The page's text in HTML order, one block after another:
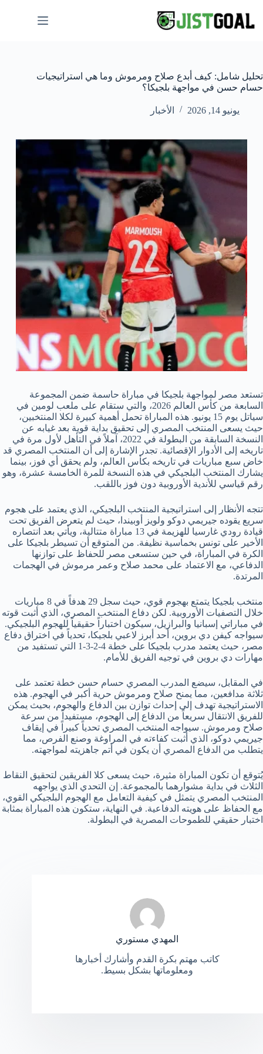
المحتوى
تحليل شامل: كيف أبدع صلاح ومرموش وما هي استراتيجيات
حسام حسن في مواجهة بلجيكا؟
يونيو 14, 2026 الأخبار
تستعد مصر لمواجهة بلجيكا في مباراة حاسمة ضمن المجموعة
السابعة من كأس العالم 2026، والتي ستقام على ملعب لومين في
سياتل يوم 15 يونيو. هذه المباراة تحمل أهمية كبيرة لكلا المنتخبين،
حيث يسعى المنتخب المصري إلى تحقيق بداية قوية بعد غيابه عن
النسخة السابقة من البطولة في 2022، آملاً في التأهل لأول مرة في
تاريخه إلى الأدوار الإقصائية. تجدر الإشارة إلى أن المنتخب المصري قد
خاض سبع مباريات في تاريخه بكأس العالم، ولم يحقق أي فوز، بينما
يشارك المنتخب البلجيكي في هذه النسخة للمرة الخامسة عشرة، وهو
رقم قياسي للأندية الأوروبية دون فوز باللقب.
تتجه الأنظار إلى استراتيجية المنتخب البلجيكي، الذي يعتمد على هجوم
سريع يقوده جيريمي دوكو ولويز أوبيندا، حيث لم يتعرض الفريق تحت
قيادة رودي غارسيا للهزيمة في 13 مباراة متتالية، ويأتي بعد انتصاره
الأخير على تونس بخماسية نظيفة. من المتوقع أن تسيطر بلجيكا على
الكرة في المباراة، في حين ستسعى مصر للحفاظ على توازنها
الدفاعي، مع الاعتماد على محمد صلاح وعمر مرموش في الهجمات
المرتدة.
منتخب بلجيكا يتمتع بهجوم قوي، حيث سجل 29 هدفاً في 8 مباريات
خلال التصفيات الأوروبية. لكن دفاع المنتخب المصري، الذي أثبت قوته
في مباراتي إسبانيا والبرازيل، سيكون اختباراً حقيقياً للهجوم البلجيكي.
سيواجه كيفن دي بروين، أحد أبرز لاعبي بلجيكا، تحدياً في اختراق دفاع
مصر، حيث يعتمد مدرب بلجيكا على خطة 4-2-3-1 التي تستفيد من
مهارات دي بروين في توجيه الفريق للأمام.
في المقابل، سيضع المدرب المصري حسام حسن خطة تعتمد على
ثلاثة مدافعين، مما يمنح صلاح ومرموش حرية أكبر في الهجوم. هذه
الاستراتيجية تهدف إلى إحداث توازن بين الدفاع والهجوم، بحيث يمكن
للفريق الانتقال سريعاً من الدفاع إلى الهجوم، مستفيداً من سرعة
صلاح ومرموش. سيواجه المنتخب المصري تحدياً كبيراً في إيقاف
جيريمي دوكو، الذي أثبت كفاءته في المراوغة وصنع الفرص، مما
يتطلب من الدفاع المصري أن يكون في أتم جاهزيته لمواجهته.
يُتوقع أن تكون المباراة مثيرة، حيث يسعى كلا الفريقين لتحقيق النقاط
الثلاث في بداية مشوارهما بالمجموعة. إن التحدي الذي يواجهه
المنتخب المصري يتمثل في كيفية التعامل مع الهجوم البلجيكي القوي،
مع الحفاظ على هويته الدفاعية. في النهاية، ستكون هذه المباراة بمثابة
اختبار حقيقي للطموحات المصرية في البطولة.
المهدي مستوري
كاتب مهتم بكرة القدم وأشارك أخبارها
ومعلوماتها بشكل بسيط.